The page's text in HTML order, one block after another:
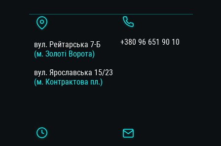
вул. Рейтарська 7-Б
(м. Золоті Ворота)
вул. Ярославська 15/23
(м. Контрактова пл.)
+380 96 651 90 10